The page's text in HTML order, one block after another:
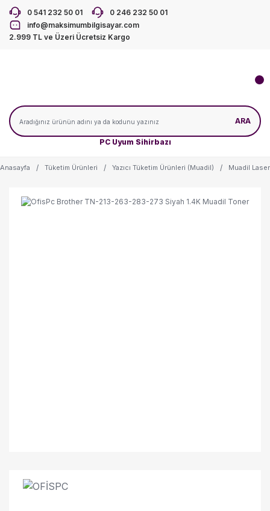
0 541 232 50 01
0 246 232 50 01
info@maksimumbilgisayar.com
2.999 TL ve Üzeri Ücretsiz Kargo
PC Uyum Sihirbazı
ARA
Anasayfa Tüketim Ürünleri Yazıcı Tüketim Ürünleri (Muadil) Muadil